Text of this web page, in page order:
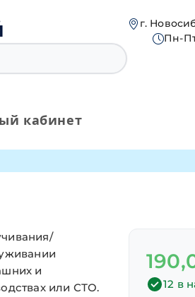
г.
Пн-Пт
кабинет
и
или СТО.
12 в